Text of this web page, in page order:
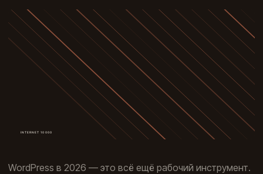
WordPress в 2026 — это всё ещё рабочий инструмент.